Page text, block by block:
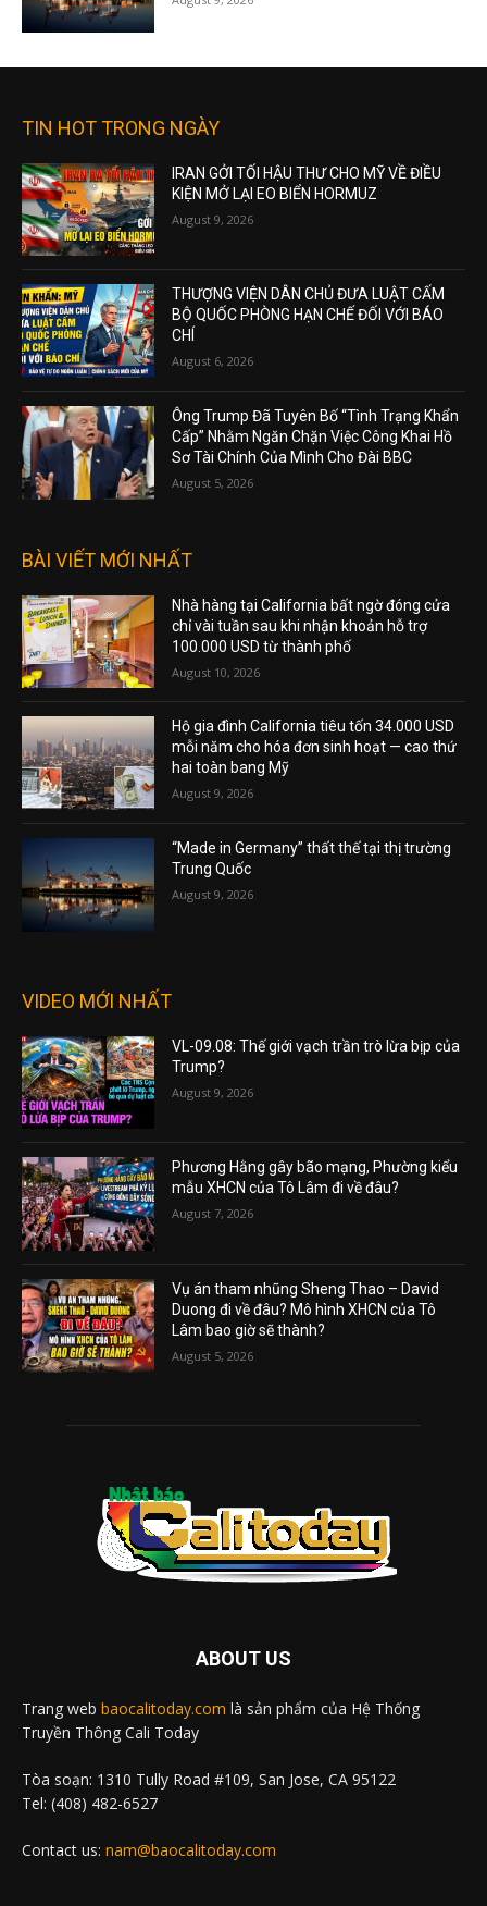
TIN HOT TRONG NGÀY
IRAN GỞI TỐI HẬU THƯ CHO MỸ VỀ ĐIỀU
KIỆN MỞ LẠI EO BIỂN HORMUZ
August 9, 2026
THƯỢNG VIỆN DÂN CHỦ ĐƯA LUẬT CẤM
BỘ QUỐC PHÒNG HẠN CHẾ ĐỐI VỚI BÁO
CHÍ
August 6, 2026
Ông Trump Đã Tuyên Bố “Tình Trạng Khẩn
Cấp” Nhằm Ngăn Chặn Việc Công Khai Hồ
Sơ Tài Chính Của Mình Cho Đài BBC
August 5, 2026
BÀI VIẾT MỚI NHẤT
Nhà hàng tại California bất ngờ đóng cửa
chỉ vài tuần sau khi nhận khoản hỗ trợ
100.000 USD từ thành phố
August 10, 2026
Hộ gia đình California tiêu tốn 34.000 USD
mỗi năm cho hóa đơn sinh hoạt — cao thứ
hai toàn bang Mỹ
August 9, 2026
“Made in Germany” thất thế tại thị trường
Trung Quốc
August 9, 2026
VIDEO MỚI NHẤT
VL-09.08: Thế giới vạch trần trò lừa bịp của
Trump?
August 9, 2026
Phương Hằng gây bão mạng, Phường kiểu
mẫu XHCN của Tô Lâm đi về đâu?
August 7, 2026
Vụ án tham nhũng Sheng Thao – David
Duong đi về đâu? Mô hình XHCN của Tô
Lâm bao giờ sẽ thành?
August 5, 2026
ABOUT US
Trang web baocalitoday.com là sản phẩm của Hệ Thống
Truyền Thông Cali Today
Tòa soạn: 1310 Tully Road #109, San Jose, CA 95122
Tel: (408) 482-6527
Contact us: nam@baocalitoday.com